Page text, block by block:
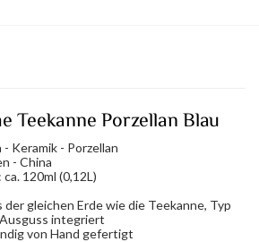
Teekanne Porzellan Blau
Keramik - Porzellan
- China
120ml (0,12L)
der gleichen Erde wie die Teekanne, Typ
integriert
von Hand gefertigt